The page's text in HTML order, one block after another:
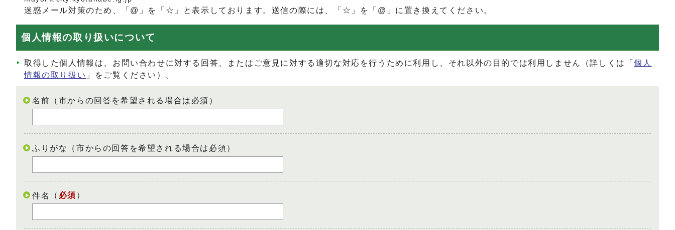
迷惑メール対策のため、「@」を「☆」と表示しております。送信の際には、「☆」を「@」に置き換えてください。
個人情報の取り扱いについて
取得した個人情報は、お問い合わせに対する回答、またはご意見に対する適切な対応を行うために利用し、それ以外の目的では利用しません（詳しくは「個人
情報の取り扱い 」をご覧ください）。
名前（市からの回答を希望される場合は必須）
ふりがな（市からの回答を希望される場合は必須）
件名 （ 必須 ）